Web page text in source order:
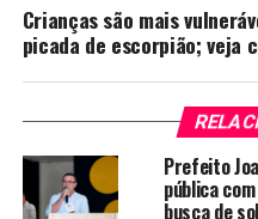
Crianças são mais
picada de escorpião; veja
Prefeito
pública
busca de